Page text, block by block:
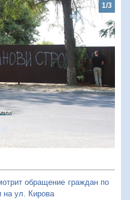
1/3
обращение граждан по
на ул. Кирова